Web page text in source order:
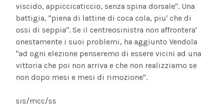
viscido, appiccicaticcio, senza spina dorsale''. Una
battigia, ''piena di lattine di coca cola, piu' che di
ossi di seppia''. Se il centreosinistra non affrontera'
onestamente i suoi problemi, ha aggiunto Vendola
''ad ogni elezione penseremo di essere vicini ad una
vittoria che poi non arriva e che non realizziamo se
non dopo mesi e mesi di rimozione''.
sis/mcc/ss